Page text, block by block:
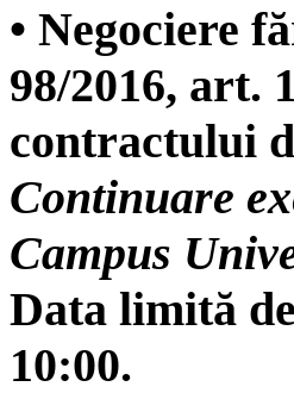
• Negociere
98/2016, art.
contractului
Continuare
Campus
Data limită
10:00.